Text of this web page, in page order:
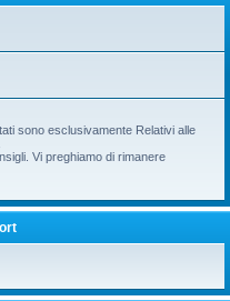
sono esclusivamente Relativi alle
Vi preghiamo di rimanere